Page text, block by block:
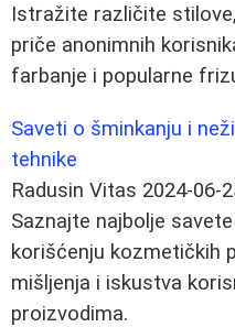
Istražite različite
priče anonimnih
farbanje i popularne
Saveti o šminkanju i
tehnike
Radusin Vitas 2024-06-
Saznajte najbolje
korišćenju kozmetičkih
mišljenja i iskustva
proizvodima.